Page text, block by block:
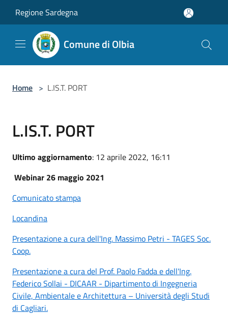
Regione Sardegna
Comune di Olbia
Home > L.IS.T. PORT
L.IS.T. PORT
Ultimo aggiornamento: 12 aprile 2022, 16:11
Webinar 26 maggio 2021
Comunicato stampa
Locandina
Presentazione a cura dell'Ing. Massimo Petri - TAGES Soc.
Coop.
Presentazione a cura del Prof. Paolo Fadda e dell'Ing.
Federico Sollai - DICAAR - Dipartimento di Ingegneria
Civile, Ambientale e Architettura – Università degli Studi
di Cagliari.